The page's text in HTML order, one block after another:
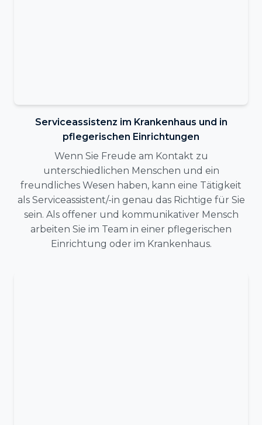
Serviceassistenz im Krankenhaus und in
pflegerischen Einrichtungen
Wenn Sie Freude am Kontakt zu
unterschiedlichen Menschen und ein
freundliches Wesen haben, kann eine Tätigkeit
als Serviceassistent/-in genau das Richtige für Sie
sein. Als offener und kommunikativer Mensch
arbeiten Sie im Team in einer pflegerischen
Einrichtung oder im Krankenhaus.